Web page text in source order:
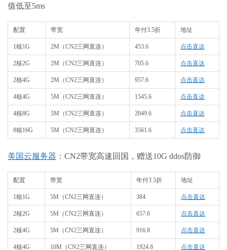
值低至5ms
配置 带宽 年付3.5折 地址
1核1G 2M（CN2三网直连） 453.6 点击直达
2核2G 2M（CN2三网直连） 705.6 点击直达
2核4G 2M（CN2三网直连） 957.6 点击直达
4核4G 5M（CN2三网直连） 1545.6 点击直达
4核8G 5M（CN2三网直连） 2049.6 点击直达
8核16G 5M（CN2三网直连） 3561.6 点击直达
美国云服务器 ：CN2带宽高速回国，赠送10G ddos防御
配置 带宽 年付3.5折 地址
1核1G 5M（CN2三网直连） 384 点击直达
2核2G 5M（CN2三网直连） 657.6 点击直达
2核4G 5M（CN2三网直连） 916.8 点击直达
4核4G 10M（CN2三网直连） 1924.8 点击直达